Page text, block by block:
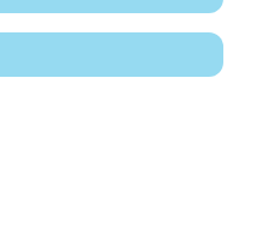
de service